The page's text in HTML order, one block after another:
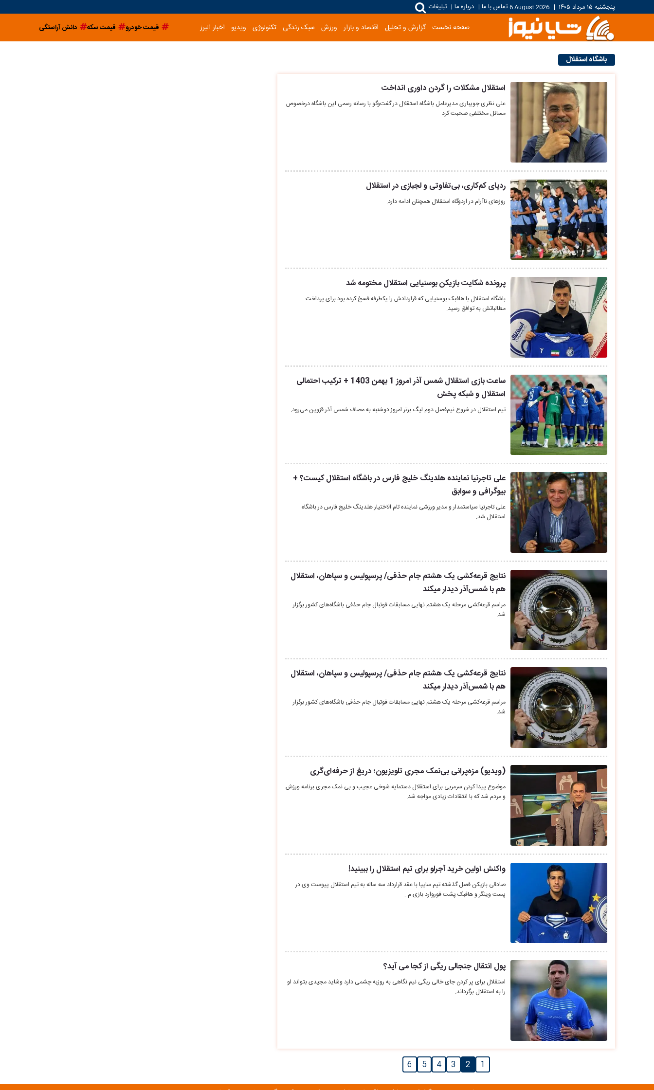
پنجشنبه ۱۵ مرداد ۱۴۰۵ |
6 August 2026تماس با ما | درباره ما | تبلیغات
صفحه نخست گزارش و تحلیل اقتصاد و بازار ورزش سبک زندگی تکنولوژی ویدیو اخبار البرز قیمت خودرو قیمت سکه دانش آراستگی
باشگاه استقلال
استقلال مشکلات را گردن داوری انداخت
علی نظری جویباری مدیرعامل باشگاه استقلال در گفت‌و‌گو با رسانه رسمی این باشگاه درخصوص
مسائل مختلفی صحبت کرد
ردپای کم‌کاری، بی‌تفاوتی و لجبازی در استقلال
روز‌های ناآرام در اردوگاه استقلال همچنان ادامه دارد.
پرونده شکایت بازیکن بوسنیایی استقلال مختومه شد
باشگاه استقلال با هافبک بوسنیایی که قراردادش را یکطرفه فسخ کرده بود برای پرداخت
مطالباتش به توافق رسید.
ساعت بازی استقلال شمس آذر امروز 1 بهمن 1403 + ترکیب احتمالی
استقلال و شبکه پخش
تیم استقلال در شروع نیم‌فصل دوم لیگ برتر امروز دوشنبه به مصاف شمس آذر قزوین می‌رود.
علی تاجرنیا نماینده هلدینگ خلیج فارس در باشگاه استقلال کیست؟ +
بیوگرافی و سوابق
علی تاجرنیا سیاستمدار و مدیر ورزشی نماینده تام الاختیار هلدینگ خلیج فارس در باشگاه
استقلال شد.
نتایج قرعه‌کشی یک هشتم جام حذفی/ پرسپولیس و سپاهان، استقلال
هم با شمس‌آذر دیدار میکند
مراسم قرعه‌کشی مرحله یک هشتم نهایی مسابقات فوتبال جام حذفی باشگاه‌های کشور برگزار
شد.
نتایج قرعه‌کشی یک هشتم جام حذفی/ پرسپولیس و سپاهان، استقلال
هم با شمس‌آذر دیدار میکند
مراسم قرعه‌کشی مرحله یک هشتم نهایی مسابقات فوتبال جام حذفی باشگاه‌های کشور برگزار
شد.
(ویدیو) مزه‌پرانی بی‌نمک مجری تلویزیون؛ دریغ از حرفه‌ای‌گری
موضوع پیدا کردن سرمربی برای استقلال دستمایه شوخی عجیب و بی نمک مجری برنامه ورزش
و مردم شد که با انتقادات زیادی مواجه شد.
واکنش اولین خرید آجرلو برای تیم استقلال را ببینید!
صادقی بازیکن فصل گذشته تیم سایپا با عقد قرارداد سه ساله به تیم استقلال پیوست وی در
پست وینگر و هافبک پشت فوروارد بازی م…
پول انتقال جنجالی ریگی از کجا می آید؟
استقلال برای پر کردن جای خالی ریگی‌ نیم نگاهی به روزبه چشمی دارد وشاید مجیدی بتواند او
را به استقلال برگرداند.
1
2
3
4
5
6